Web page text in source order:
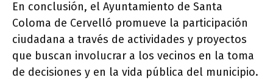
En conclusión, el Ayuntamiento de Santa
Coloma de Cervelló promueve la participación
ciudadana a través de actividades y proyectos
que buscan involucrar a los vecinos en la toma
de decisiones y en la vida pública del municipio.